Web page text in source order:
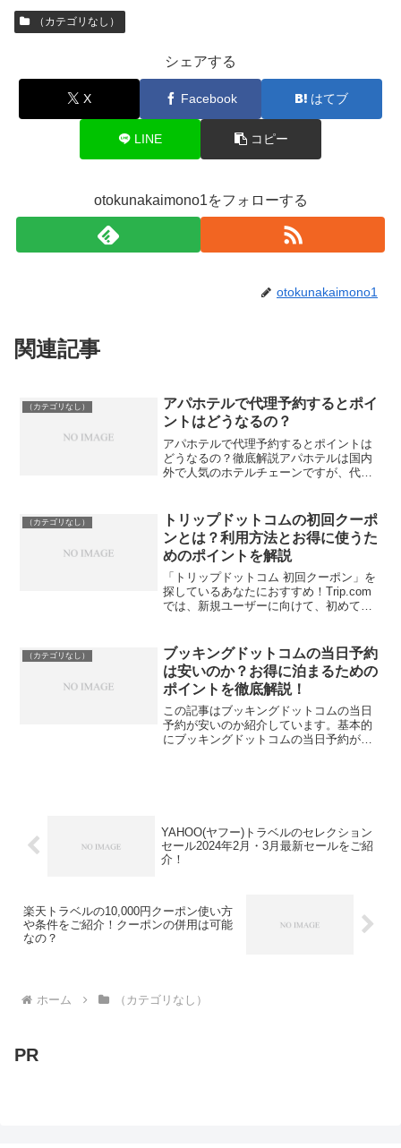
（カテゴリなし）
シェアする
X Facebook はてブ
LINE コピー
otokunakaimono1をフォローする
otokunakaimono1
関連記事
（カテゴリなし）
アパホテルで代理予約するとポイ
ントはどうなるの？
アパホテルで代理予約するとポイントは
どうなるの？徹底解説アパホテルは国内
外で人気のホテルチェーンですが、代理
うか。この記事では、アパホテルのポイ
ントシステムに焦点を当て...
（カテゴリなし）
トリップドットコムの初回クーポ
ンとは？利用方法とお得に使うた
めのポイントを解説
「トリップドットコム 初回クーポン」を
探しているあなたにおすすめ！Trip.com
では、新規ユーザーに向けて、初めての
の初回クーポンの使い方、メリット、そ
してお得に利用...
（カテゴリなし）
ブッキングドットコムの当日予約
は安いのか？お得に泊まるための
ポイントを徹底解説！
この記事はブッキングドットコムの当日
予約が安いのか紹介しています。基本的
にブッキングドットコムの当日予約が安
YAHOO(ヤフー)トラベルのセレクション
セール2024年2月・3月最新セールをご紹
介！
楽天トラベルの10,000円クーポン使い方
や条件をご紹介！クーポンの併用は可能
なの？
ホーム （カテゴリなし）
PR